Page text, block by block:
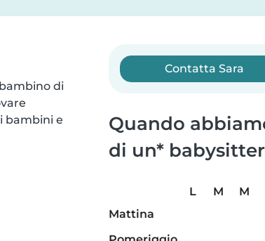
di
bambini e
Contatta Sara
Quando
di un* babysitter
L M M
Mattina